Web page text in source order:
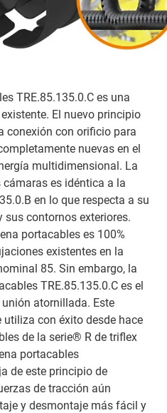
TRE.85.135.0.C es una
El nuevo principio
conexión con orificio para
nuevas en el
multidimensional. La
es idéntica a la
en lo que respecta a su
contornos exteriores.
portacables es 100%
existentes en la
85. Sin embargo, la
TRE.85.135.0.C es el
atornillada. Este
con éxito desde hace
de la serie® R de triflex
portacables
de este principio de
de tracción aún
y desmontaje más fácil y